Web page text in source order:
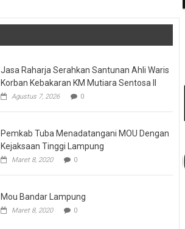
Jasa Raharja Serahkan Santunan Ahli Waris
Korban Kebakaran KM Mutiara Sentosa II
Agustus 7, 2026 0
Pemkab Tuba Menadatangani MOU Dengan
Kejaksaan Tinggi Lampung
Maret 8, 2020 0
Mou Bandar Lampung
Maret 8, 2020 0